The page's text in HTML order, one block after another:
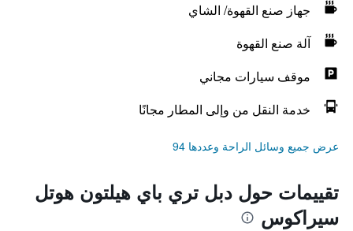
جهاز صنع القهوة/ الشاي
آلة صنع القهوة
موقف سيارات مجاني
خدمة النقل من وإلى المطار مجانًا
عرض جميع وسائل الراحة وعددها 94
تقييمات حول دبل تري باي هيلتون هوتل
سيراكوس